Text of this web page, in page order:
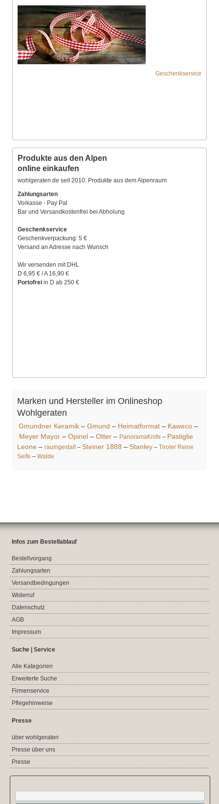
Geschenkservice
Produkte aus den Alpen
online einkaufen
wohlgeraten.de seit 2010: Produkte aus dem Alpenraum
Zahlungsarten
Vorkasse - Pay Pal
Bar und Versandkostenfrei bei Abholung
Geschenkservice
Geschenkverpackung: 5 €
Versand an Adresse nach Wunsch
Wir versenden mit DHL
D 6,95 € / A 16,90 €
Portofrei in D ab 250 €
Marken und Hersteller im Onlineshop
Wohlgeraten
Gmundner Keramik – Gmund – Heimatformat – Kaweco –
Meyer Mayor – Opinel – Otter – PanoramaKnife – Pastiglie
Leone – raumgestalt – Steiner 1888 – Stanley – Tiroler Reine
Seife – Walde
Infos zum Bestellablauf
Bestellvorgang
Zahlungsarten
Versandbedingungen
Widerruf
Datenschutz
AGB
Impressum
Suche | Service
Alle Kategorien
Erweiterte Suche
Firmenservice
Pflegehinweise
Presse
über wohlgeraten
Presse über uns
Presse